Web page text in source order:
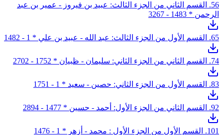
56. القسم الثاني من الجزء الثالث: عبيد بن فيروز - عمير بن عبد
الرحمن * 1483 - 3267
65. القسم الأول من الجزء الثالث: عبد الله - عبيد بن علي * 1 - 1482
74. القسم الثاني من الجزء الثاني: سليمان - ظبيان * 1752 - 2702
83. القسم الأول من الجزء الثاني: حصين - سعيد * 1 - 1751
92. القسم الثاني من الجزء الأول: أحمد - حسين * 1477 - 2894
101. القسم الأول من الجزء الأول : محمد - أزهر * 1 - 1476